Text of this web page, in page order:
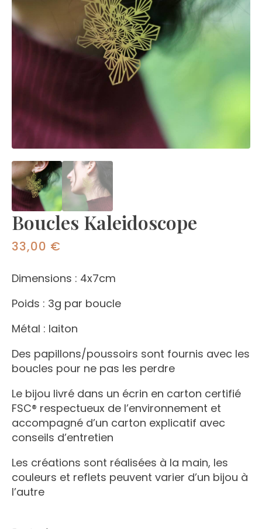
Boucles Kaleidoscope
33,00 €
Dimensions : 4x7cm
Poids : 3g par boucle
Métal : laiton
Des papillons/poussoirs sont fournis avec les
boucles pour ne pas les perdre
Le bijou livré dans un écrin en carton certifié
FSC® respectueux de l’environnement et
accompagné d’un carton explicatif avec
conseils d’entretien
Les créations sont réalisées à la main, les
couleurs et reflets peuvent varier d’un bijou à
l’autre